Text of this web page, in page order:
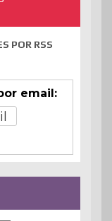
POR RSS
email: